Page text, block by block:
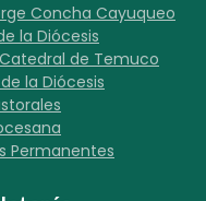
Concha Cayuqueo
la Diócesis
de Temuco
la Diócesis
Permanentes